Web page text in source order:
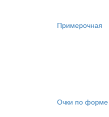
Примерочная
Очки по форме